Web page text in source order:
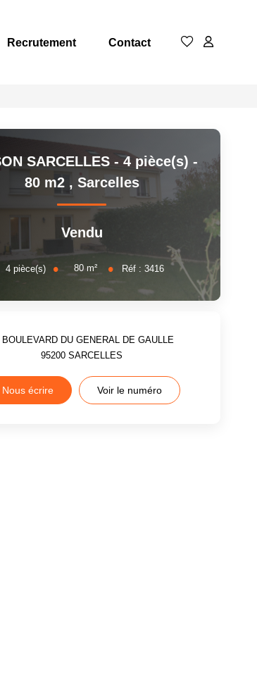
Recrutement Contact
SARCELLES - 4 pièce(s) -
80 m2 , Sarcelles
Vendu
4 pièce(s) 80 m² Réf : 3416
BOULEVARD DU GENERAL DE GAULLE
95200SARCELLES
Nous écrire Voir le numéro